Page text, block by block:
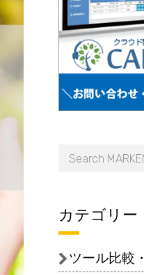
カテゴリー
ツール比較